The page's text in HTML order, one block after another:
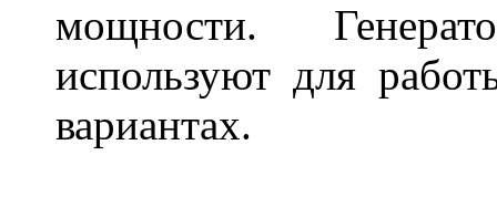
мощности.
используют для
вариантах.